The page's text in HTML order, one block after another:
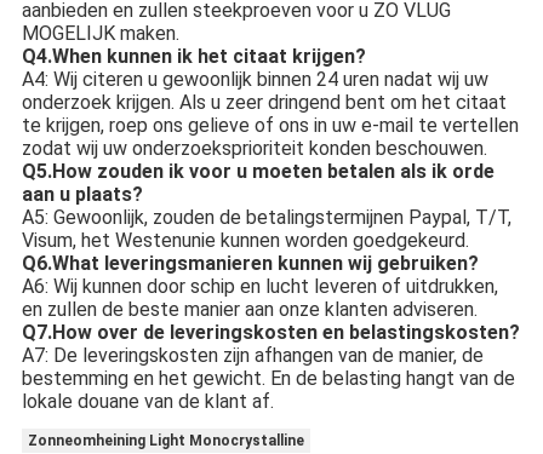
aanbieden en zullen steekproeven voor u ZO VLUG
MOGELIJK maken.
Q4.When kunnen ik het citaat krijgen?
A4: Wij citeren u gewoonlijk binnen 24 uren nadat wij uw
onderzoek krijgen. Als u zeer dringend bent om het citaat
te krijgen, roep ons gelieve of ons in uw e-mail te vertellen
zodat wij uw onderzoeksprioriteit konden beschouwen.
Q5.How zouden ik voor u moeten betalen als ik orde
aan u plaats?
A5: Gewoonlijk, zouden de betalingstermijnen Paypal, T/T,
Visum, het Westenunie kunnen worden goedgekeurd.
Q6.What leveringsmanieren kunnen wij gebruiken?
A6: Wij kunnen door schip en lucht leveren of uitdrukken,
en zullen de beste manier aan onze klanten adviseren.
Q7.How over de leveringskosten en belastingskosten?
A7: De leveringskosten zijn afhangen van de manier, de
bestemming en het gewicht. En de belasting hangt van de
lokale douane van de klant af.
Zonneomheining Light Monocrystalline